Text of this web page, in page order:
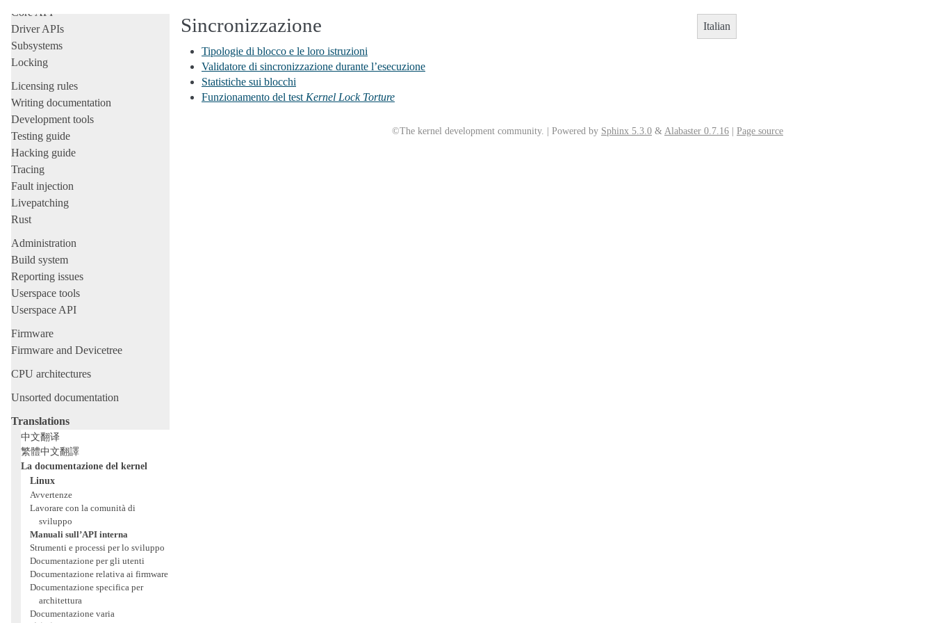
Core API
Driver APIs
Subsystems
Locking
Licensing rules
Writing documentation
Development tools
Testing guide
Hacking guide
Tracing
Fault injection
Livepatching
Rust
Administration
Build system
Reporting issues
Userspace tools
Userspace API
Firmware
Firmware and Devicetree
CPU architectures
Unsorted documentation
Translations
中文翻译
繁體中文翻譯
La documentazione del kernel
Linux
Avvertenze
Lavorare con la comunità di
sviluppo
Manuali sull’API interna
Strumenti e processi per lo sviluppo
Documentazione per gli utenti
Documentazione relativa ai firmware
Documentazione specifica per
architettura
Documentazione varia
Italian
Sincronizzazione
Tipologie di blocco e le loro istruzioni
Validatore di sincronizzazione durante l’esecuzione
Statistiche sui blocchi
Funzionamento del test Kernel Lock Torture
©The kernel development community. | Powered by Sphinx 5.3.0 & Alabaster 0.7.16 Page source